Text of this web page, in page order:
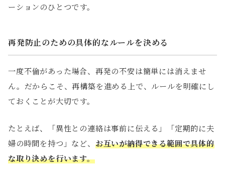
ーションのひとつです。
再発防止のための具体的なルールを決める
一度不倫があった場合、再発の不安は簡単には消えませ
ん。だからこそ、再構築を進める上で、ルールを明確にし
ておくことが大切です。
たとえば、「異性との連絡は事前に伝える」「定期的に夫
婦の時間を持つ」など、 お互いが納得できる範囲で具体的
な取り決めを行います。